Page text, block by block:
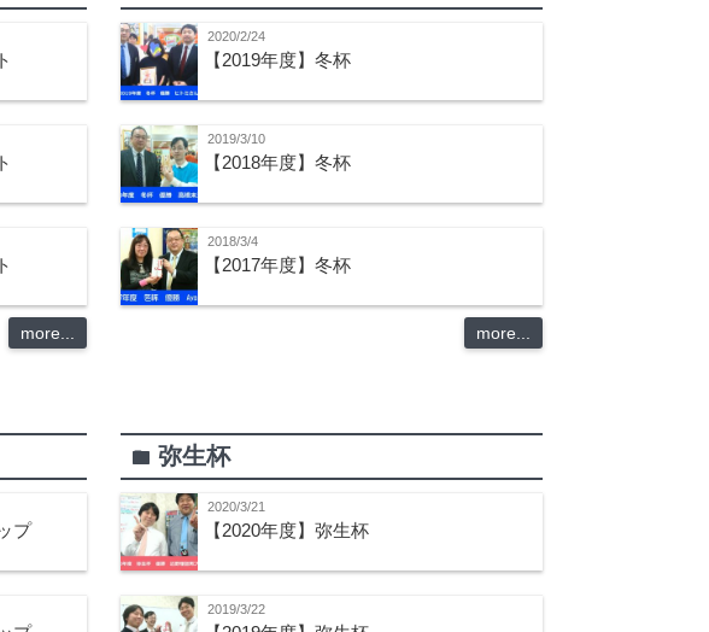
more...
2020/2/24
【2019年度】冬杯
2019/3/10
【2018年度】冬杯
2018/3/4
【2017年度】冬杯
more...
プ
folder 弥生杯
2020/3/21
【2020年度】弥生杯
2019/3/22